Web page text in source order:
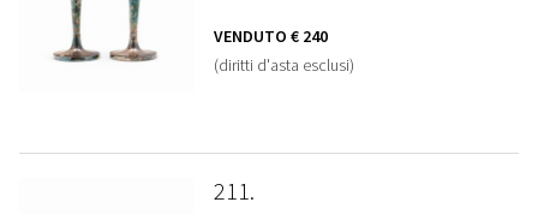
VENDUTO € 240
(diritti d'asta esclusi)
211